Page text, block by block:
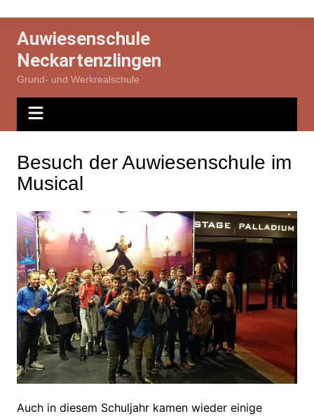
springen
Auwiesenschule
Neckartenzlingen
Grund- und Werkrealschule
Besuch der Auwiesenschule im
Musical
Auch in diesem Schuljahr kamen wieder einige